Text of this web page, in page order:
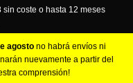
sin coste o hasta 12 meses
agostono habrá envíos ni
nuevamente a partir del
comprensión!